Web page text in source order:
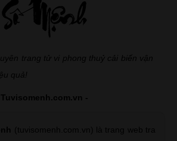
trang tử vi phong thuỷ cải biến vận
quả!
-
(tuvisomenh.com.vn) là trang web tra